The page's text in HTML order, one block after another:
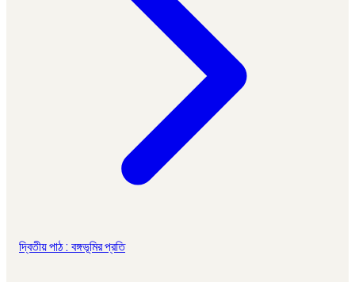
দ্বিতীয় পাঠ : বঙ্গভূমির প্রতি